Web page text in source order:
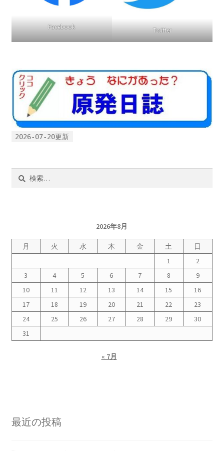
Facebook Twitter
2026-07-20更新
2026年8月
月 火 水 木 金 土
日
1
2
3
4 5 6 7 8
9
10
11 12 13 14 15
16
17
18 19 20 21 22
23
24
25 26 27 28 29
30
31
« 7月
最近の投稿